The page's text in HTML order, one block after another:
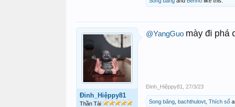
Đinh_Hiệppy81
Thần Tài
@YangGuo mày đi phá
Đinh_Hiệppy81 27/3/23
Song băng bachthulovt Thích số